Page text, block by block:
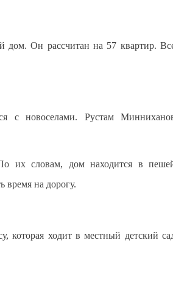
дом. Он рассчитан на 57 квартир.
с новоселами. Рустам
их словам, дом находится в
время на дорогу.
ходит в местный детский